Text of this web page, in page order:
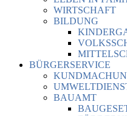
WIRTSCHAFT
BILDUNG
BÜRGERSERVICE
BAUAMT